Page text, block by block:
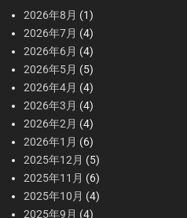
2026年8月 (1)
2026年7月 (4)
2026年6月 (4)
2026年5月 (5)
2026年4月 (4)
2026年3月 (4)
2026年2月 (4)
2026年1月 (6)
2025年12月 (5)
2025年11月 (6)
2025年10月 (4)
2025年9月 (4)